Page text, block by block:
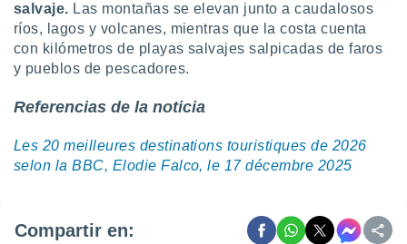
salvaje. Las montañas se elevan junto a caudalosos
ríos, lagos y volcanes, mientras que la costa cuenta
con kilómetros de playas salvajes salpicadas de faros
y pueblos de pescadores.
Referencias de la noticia
Les 20 meilleures destinations touristiques de 2026
selon la BBC, Elodie Falco, le 17 décembre 2025
Compartir en: